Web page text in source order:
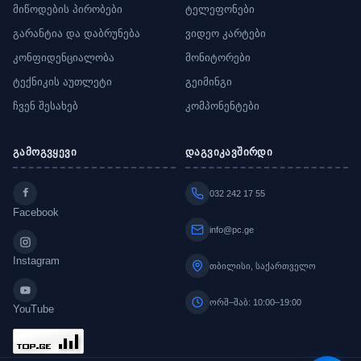
მიწოდების პირობები
გარანტია და დაბრუნება
კონფიდენციალობა
ტექნიკის აუთლეტი
ჩვენ შესახებ
ტელეფონები
ვიდეო კარტები
მონიტორები
გეიმინგი
კომპონენტები
გამოგვყევი
Facebook
Instagram
YouTube
დაგვიკავშირდი
032 242 17 55
info@pc.ge
თბილისი, საქართველო
ორშ–შაბ: 10:00–19:00